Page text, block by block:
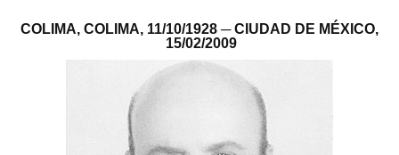
COLIMA, COLIMA, 11/10/1928 ─ CIUDAD DE MÉXICO,
15/02/2009